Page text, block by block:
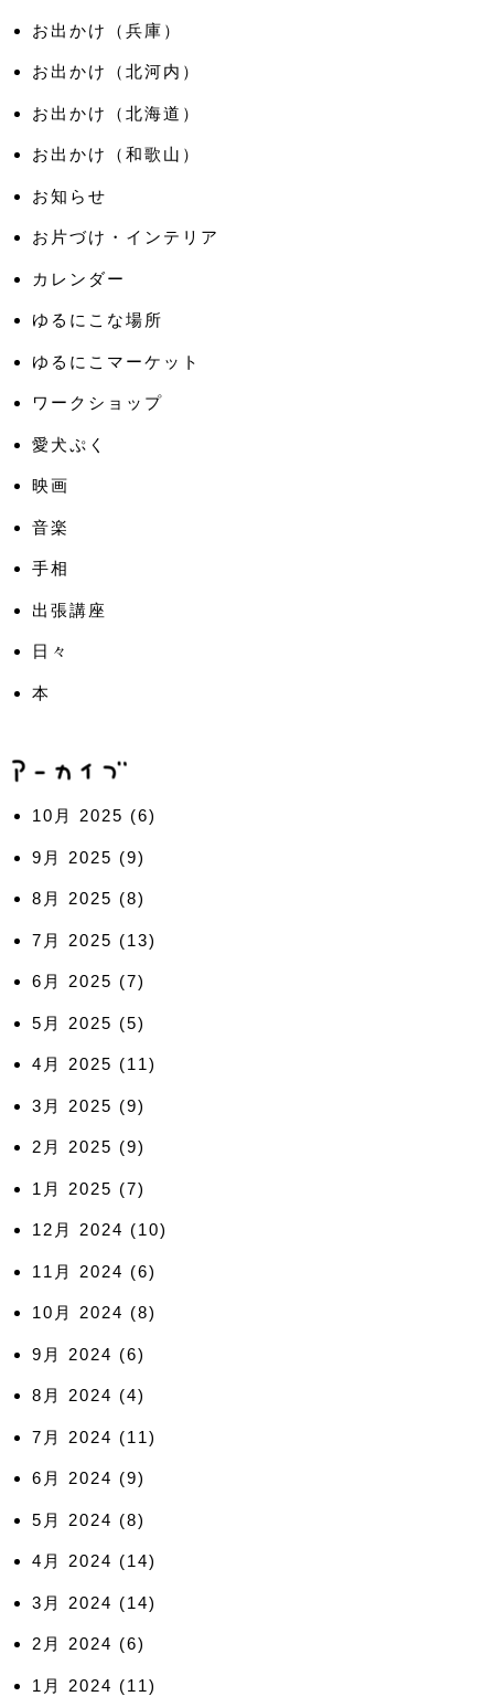
お出かけ（兵庫）
お出かけ（北河内）
お出かけ（北海道）
お出かけ（和歌山）
お知らせ
お片づけ・インテリア
カレンダー
ゆるにこな場所
ゆるにこマーケット
ワークショップ
愛犬ぷく
映画
音楽
手相
出張講座
日々
本
10月 2025 (6)
9月 2025 (9)
8月 2025 (8)
7月 2025 (13)
6月 2025 (7)
5月 2025 (5)
4月 2025 (11)
3月 2025 (9)
2月 2025 (9)
1月 2025 (7)
12月 2024 (10)
11月 2024 (6)
10月 2024 (8)
9月 2024 (6)
8月 2024 (4)
7月 2024 (11)
6月 2024 (9)
5月 2024 (8)
4月 2024 (14)
3月 2024 (14)
2月 2024 (6)
1月 2024 (11)